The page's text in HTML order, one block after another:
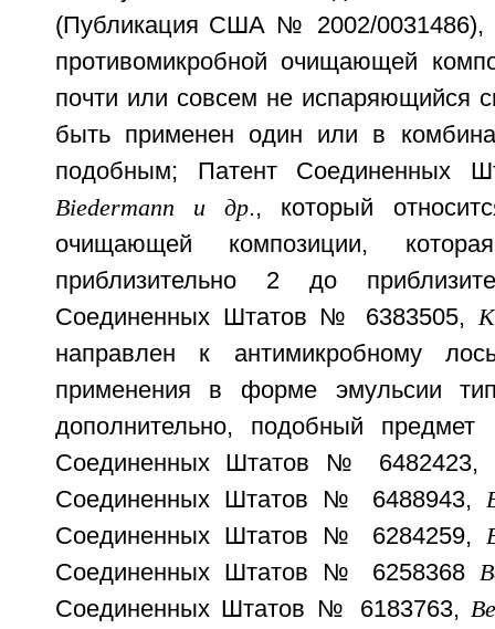
(Публикация США № 2002/0031486),
противомикробной очищающей
почти или совсем не испаряющийся
быть применен один или в
подобным; Патент Соединенных
Biedermann и др., который
очищающей композиции,
приблизительно 2 до
Соединенных Штатов № 6383505,
направлен к антимикробному
применения в форме эмульсии
дополнительно, подобный
Соединенных Штатов № 6482423,
Соединенных Штатов № 6488943,
Соединенных Штатов № 6284259,
Соединенных Штатов № 6258368
Соединенных Штатов № 6183763,